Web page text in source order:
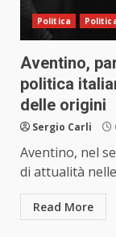
Politica
Aventino,
politica
delle origini
Sergio Carli
Aventino, nel
di attualità
Read More